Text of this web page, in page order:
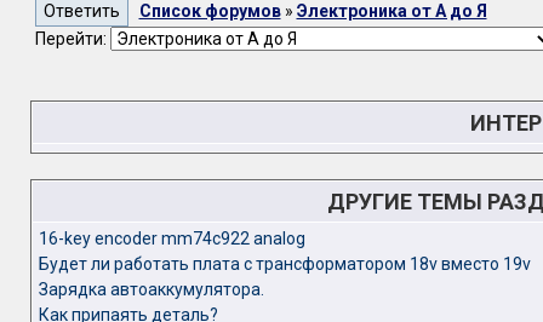
Список форумов» Электроника от А до Я
Перейти:
ДРУГИЕ ТЕМЫ
16-key encoder mm74c922 analog
Будет ли работать плата с трансформатором 18v вместо 19v
Зарядка автоаккумулятора.
Как припаять деталь?